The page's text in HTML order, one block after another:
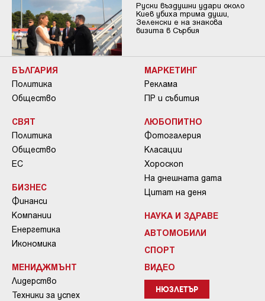
Руски въздушни удари около
Киев убиха трима души,
Зеленски е на знакова
визита в Сърбия
БЪЛГАРИЯ
Политика
Общество
СВЯТ
Политика
Общество
ЕС
БИЗНЕС
Финанси
Компании
Енергетика
Икономика
МЕНИДЖМЪНТ
Лидерство
Техники за успех
МАРКЕТИНГ
Реклама
ПР и събития
ЛЮБОПИТНО
Фотогалерия
Класации
Хороскоп
На днешната дата
Цитат на деня
НАУКА И ЗДРАВЕ
АВТОМОБИЛИ
СПОРТ
ВИДЕО
НЮЗЛЕТЪР